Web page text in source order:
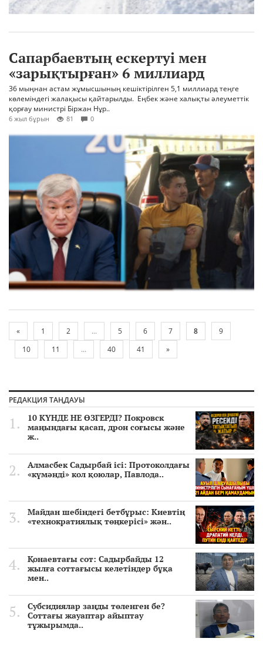
Сапарбаевтың ескертуі мен
«зарықтырған» 6 миллиард
36 мыңнан астам жұмысшының кешіктірілген 5,1 миллиард теңге
көлеміндегі жалақысы қайтарылды. Еңбек және халықты әлеуметтік
қорғау министрі Біржан Нұр..
6 жыл бұрын 81 0
« 1 2 ... 5 6 7 8
9
10
11 ... 40 41 »
РЕДАКЦИЯ ТАҢДАУЫ
10 КҮНДЕ НЕ ӨЗГЕРДІ? Покровск
маңындағы қасап, дрон соғысы және
ж..
Алмасбек Садырбай ісі: Протоколдағы
«күмәнді» кол қоюлар, Павлода..
Майдан шебіндегі бетбұрыс: Киевтің
«технократиялық төңкерісі» жән..
Қонаевтағы сот: Садырбайды 12
жылға соттағысы келетіндер бұқа
мен..
Субсидиялар заңды төленген бе?
Соттағы жауаптар айыптау
тұжырымда..